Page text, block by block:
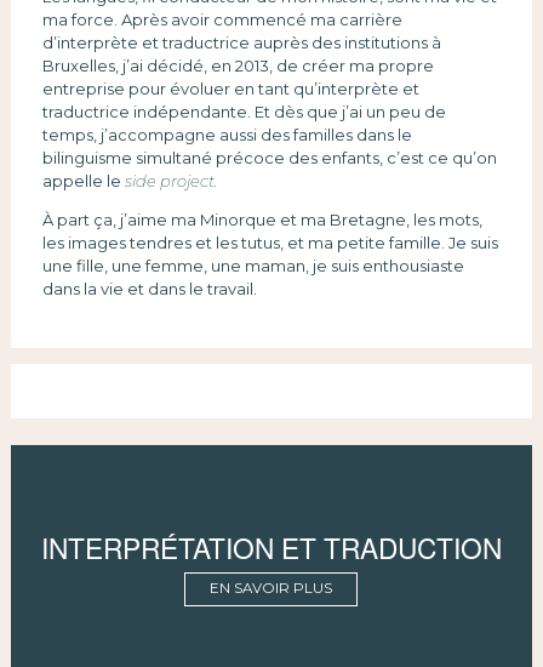
ma force. Après avoir commencé ma carrière
d’interprète et traductrice auprès des institutions à
Bruxelles, j’ai décidé, en 2013, de créer ma propre
entreprise pour évoluer en tant qu’interprète et
traductrice indépendante. Et dès que j’ai un peu de
temps, j’accompagne aussi des familles dans le
bilinguisme simultané précoce des enfants, c’est ce qu’on
appelle le side project.
À part ça, j’aime ma Minorque et ma Bretagne, les mots,
les images tendres et les tutus, et ma petite famille. Je suis
une fille, une femme, une maman, je suis enthousiaste
dans la vie et dans le travail.
INTERPRÉTATION ET TRADUCTION
EN SAVOIR PLUS